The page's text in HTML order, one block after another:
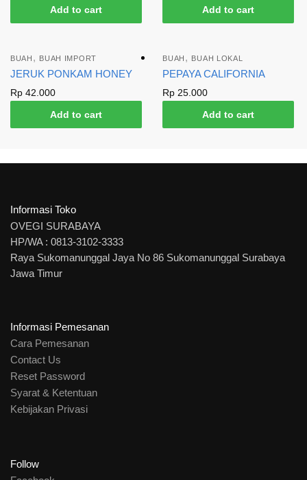
Add to cart
Add to cart
BUAH , BUAH IMPORT
JERUK PONKAM HONEY
Rp 42.000
Add to cart
BUAH , BUAH LOKAL
PEPAYA CALIFORNIA
Rp 25.000
Add to cart
Informasi Toko
OVEGI SURABAYA
HP/WA : 0813-3102-3333
Raya Sukomanunggal Jaya No 86 Sukomanunggal Surabaya
Jawa Timur
Informasi Pemesanan
Cara Pemesanan
Contact Us
Reset Password
Syarat & Ketentuan
Kebijakan Privasi
Follow